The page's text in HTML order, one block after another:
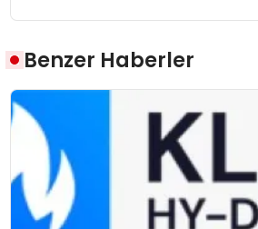
Benzer Haberler